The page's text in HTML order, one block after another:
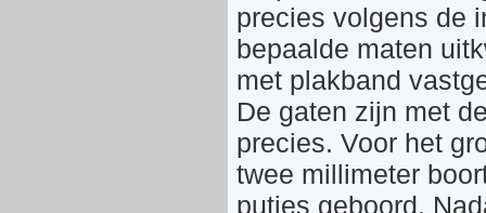
precies volgens de
bepaalde maten
met plakband
De gaten zijn met
precies. Voor het
twee millimeter
putjes geboord.